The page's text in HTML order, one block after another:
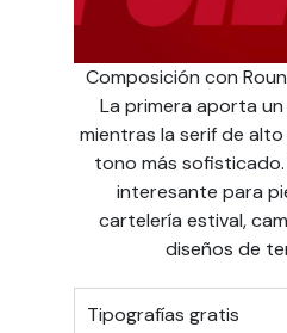
Composición con
La primera aporta
mientras la serif de
tono más
interesante para
cartelería estival,
diseños de
Tipografías gratis